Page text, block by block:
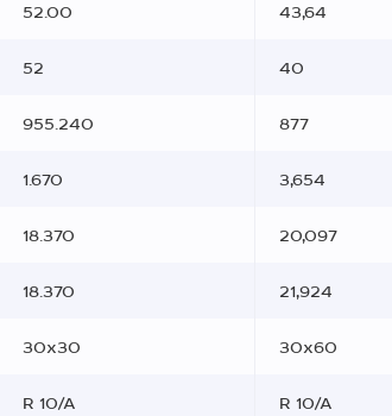
52.00 43,64
52 40
955.240 877
1.670 3,654
18.370 20,097
18.370 21,924
30x30 30x60
R 10/A R 10/A